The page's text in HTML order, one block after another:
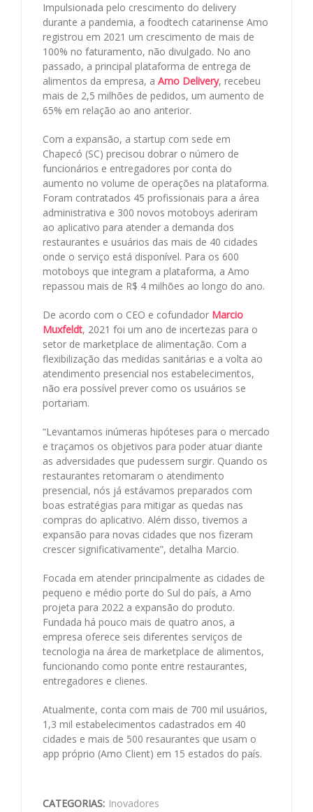
Impulsionada pelo crescimento do delivery
durante a pandemia, a foodtech catarinense Amo
registrou em 2021 um crescimento de mais de
100% no faturamento, não divulgado. No ano
passado, a principal plataforma de entrega de
alimentos da empresa, a Amo Delivery, recebeu
mais de 2,5 milhões de pedidos, um aumento de
65% em relação ao ano anterior.
Com a expansão, a startup com sede em
Chapecó (SC) precisou dobrar o número de
funcionários e entregadores por conta do
aumento no volume de operações na plataforma.
Foram contratados 45 profissionais para a área
administrativa e 300 novos motoboys aderiram
ao aplicativo para atender a demanda dos
restaurantes e usuários das mais de 40 cidades
onde o serviço está disponível. Para os 600
motoboys que integram a plataforma, a Amo
repassou mais de R$ 4 milhões ao longo do ano.
De acordo com o CEO e cofundador Marcio
Muxfeldt, 2021 foi um ano de incertezas para o
setor de marketplace de alimentação. Com a
flexibilização das medidas sanitárias e a volta ao
atendimento presencial nos estabelecimentos,
não era possível prever como os usuários se
portariam.
“Levantamos inúmeras hipóteses para o mercado
e traçamos os objetivos para poder atuar diante
as adversidades que pudessem surgir. Quando os
restaurantes retomaram o atendimento
presencial, nós já estávamos preparados com
boas estratégias para mitigar as quedas nas
compras do aplicativo. Além disso, tivemos a
expansão para novas cidades que nos fizeram
crescer significativamente”, detalha Marcio.
Focada em atender principalmente as cidades de
pequeno e médio porte do Sul do país, a Amo
projeta para 2022 a expansão do produto.
Fundada há pouco mais de quatro anos, a
empresa oferece seis diferentes serviços de
tecnologia na área de marketplace de alimentos,
funcionando como ponte entre restaurantes,
entregadores e clienes.
Atualmente, conta com mais de 700 mil usuários,
1,3 mil estabelecimentos cadastrados em 40
cidades e mais de 500 resaurantes que usam o
app próprio (Amo Client) em 15 estados do país.
CATEGORIAS: Inovadores